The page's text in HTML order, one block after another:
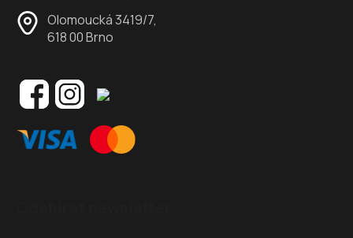
Olomoucká 3419/7,
618 00 Brno